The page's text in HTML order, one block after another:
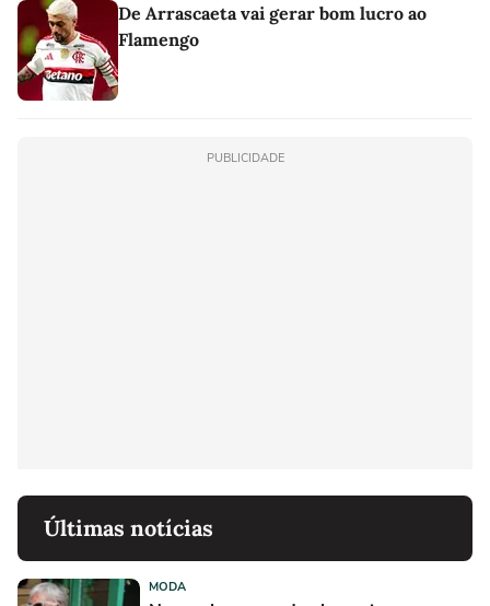
De Arrascaeta vai gerar bom lucro ao
Flamengo
PUBLICIDADE
Últimas notícias
MODA